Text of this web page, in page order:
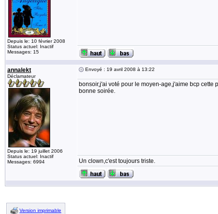
Depuis le: 10 février 2008
Status actuel: Inactif
Messages: 15
annalekt
Déclamateur
Depuis le: 19 juillet 2006
Status actuel: Inactif
Messages: 6994
Envoyé : 19 avril 2008 à 13:22
bonsoir,j'ai voté pour le moyen-age,j'aime bcp cette
bonne soirée.
Un clown,c'est toujours triste.
Version imprimable